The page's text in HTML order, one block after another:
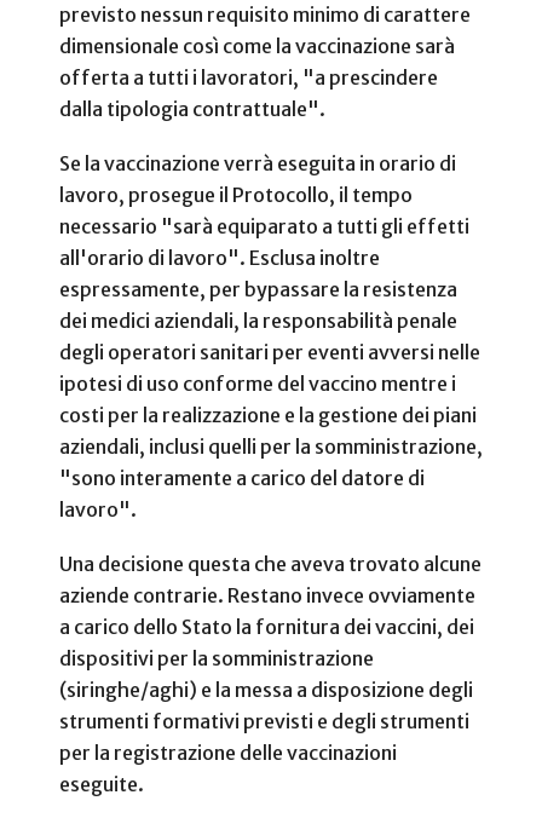
previsto nessun requisito minimo di carattere
dimensionale così come la vaccinazione sarà
offerta a tutti i lavoratori, "a prescindere
dalla tipologia contrattuale".
Se la vaccinazione verrà eseguita in orario di
lavoro, prosegue il Protocollo, il tempo
necessario "sarà equiparato a tutti gli effetti
all'orario di lavoro". Esclusa inoltre
espressamente, per bypassare la resistenza
dei medici aziendali, la responsabilità penale
degli operatori sanitari per eventi avversi nelle
ipotesi di uso conforme del vaccino mentre i
costi per la realizzazione e la gestione dei piani
aziendali, inclusi quelli per la somministrazione,
"sono interamente a carico del datore di
lavoro".
Una decisione questa che aveva trovato alcune
aziende contrarie. Restano invece ovviamente
a carico dello Stato la fornitura dei vaccini, dei
dispositivi per la somministrazione
(siringhe/aghi) e la messa a disposizione degli
strumenti formativi previsti e degli strumenti
per la registrazione delle vaccinazioni
eseguite.